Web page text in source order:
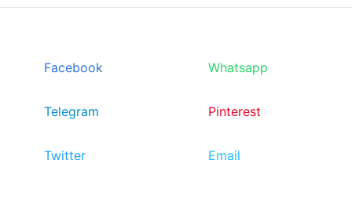
Facebook Whatsapp
Telegram Pinterest
Twitter Email